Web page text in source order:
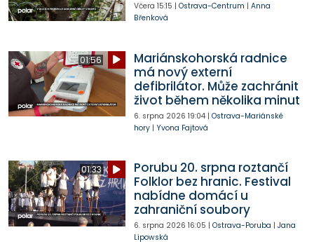
Včera 15:15 | Ostrava-Centrum | Anna
Břenková
01:56
Mariánskohorská radnice
má nový externí
defibrilátor. Může zachránit
život během několika minut
6. srpna 2026 19:04| Ostrava-Mariánské
hory| Yvona Fajtová
01:33
Porubu 20. srpna roztančí
Folklor bez hranic. Festival
nabídne domácí u
zahraniční soubory
6. srpna 2026 16:05 | Ostrava-Poruba | Jana
Lipowská